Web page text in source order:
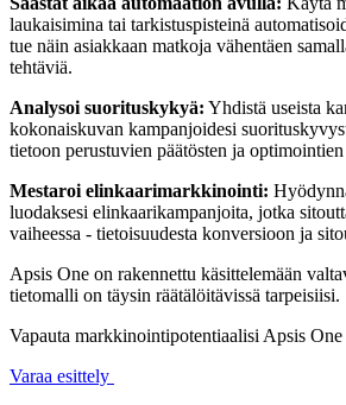
laukaisimina tai tarkistuspisteinä
tue näin asiakkaan matkoja vähentäen
tehtäviä.
Analysoi suorituskykyä: Yhdistä useista
kokonaiskuvan kampanjoidesi
tietoon perustuvien päätösten ja
Mestaroi elinkaarimarkkinointi:
luodaksesi elinkaarikampanjoita, jotka
vaiheessa - tietoisuudesta konversioon ja
Apsis One on rakennettu käsittelemään
tietomalli on täysin räätälöitävissä tarpeisiisi.
Vapauta markkinointipotentiaalisi Apsis
Varaa esittely